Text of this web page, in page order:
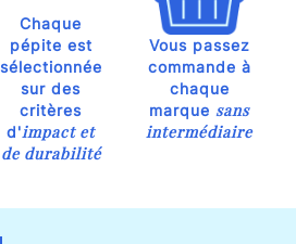
Chaque
pépite est
sélectionnée
sur des
critères
d'impact et
de durabilité
Vous passez
commande à
chaque
marque sans
intermédiaire